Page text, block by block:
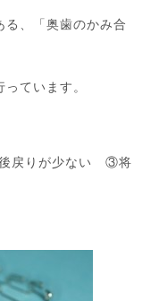
る、「奥歯のかみ合
ています。
戻りが少ない ③将